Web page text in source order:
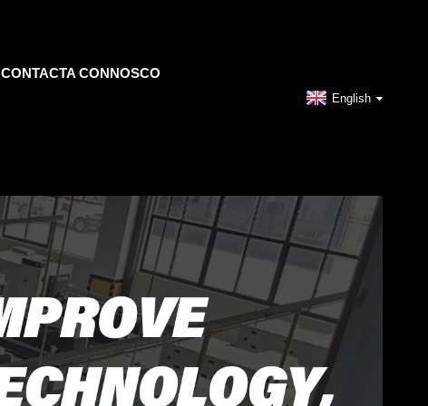
CONTACTA CONNOSCO
English